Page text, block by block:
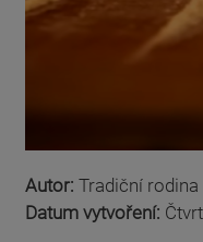
Autor: Tradiční rodina
Datum vytvoření: